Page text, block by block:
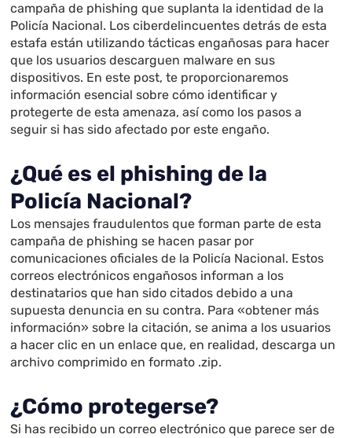
campaña de phishing que suplanta la identidad de la
Policía Nacional. Los ciberdelincuentes detrás de esta
estafa están utilizando tácticas engañosas para hacer
que los usuarios descarguen malware en sus
dispositivos. En este post, te proporcionaremos
información esencial sobre cómo identificar y
protegerte de esta amenaza, así como los pasos a
seguir si has sido afectado por este engaño.
¿Qué es el phishing de la
Policía Nacional?
Los mensajes fraudulentos que forman parte de esta
campaña de phishing se hacen pasar por
comunicaciones oficiales de la Policía Nacional. Estos
correos electrónicos engañosos informan a los
destinatarios que han sido citados debido a una
supuesta denuncia en su contra. Para «obtener más
información» sobre la citación, se anima a los usuarios
a hacer clic en un enlace que, en realidad, descarga un
archivo comprimido en formato .zip.
¿Cómo protegerse?
Si has recibido un correo electrónico que parece ser de